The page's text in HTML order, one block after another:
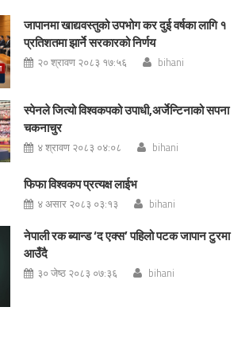
जापानमा खाद्यवस्तुको उपभोग कर दुई वर्षका लागि १
प्रतिशतमा झार्ने सरकारको निर्णय
२० श्रावण २०८३ १७:५६ bihani
स्पेनले जित्यो विश्वकपको उपाधी,अर्जेन्टिनाको सपना
चकनाचुर
४ श्रावण २०८३ ०४:०८ bihani
फिफा विश्वकप प्रत्यक्ष लाईभ
४ असार २०८३ ०३:१३ bihani
नेपाली रक ब्यान्ड ‘द एक्स’ पहिलो पटक जापान टुरमा
आउँदै
३० जेष्ठ २०८३ ०७:३६ bihani